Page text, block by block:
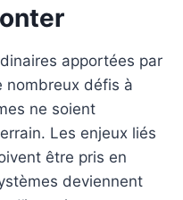
apportées par
nombreux défis à
ne soient
Les enjeux liés
être pris en
deviennent